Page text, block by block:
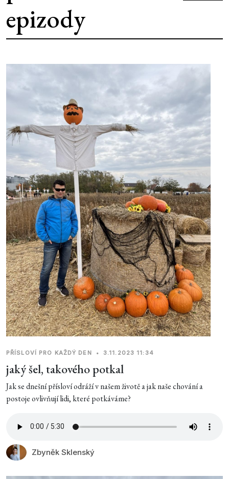
epizody
PŘÍSLOVÍ PRO KAŽDÝ DEN • 3.11.2023 11:34
jaký šel, takového potkal
Jak se dnešní přísloví odráží v našem životě a jak naše chování a
postoje ovlivňují lidi, které potkáváme?
Zbyněk Sklenský